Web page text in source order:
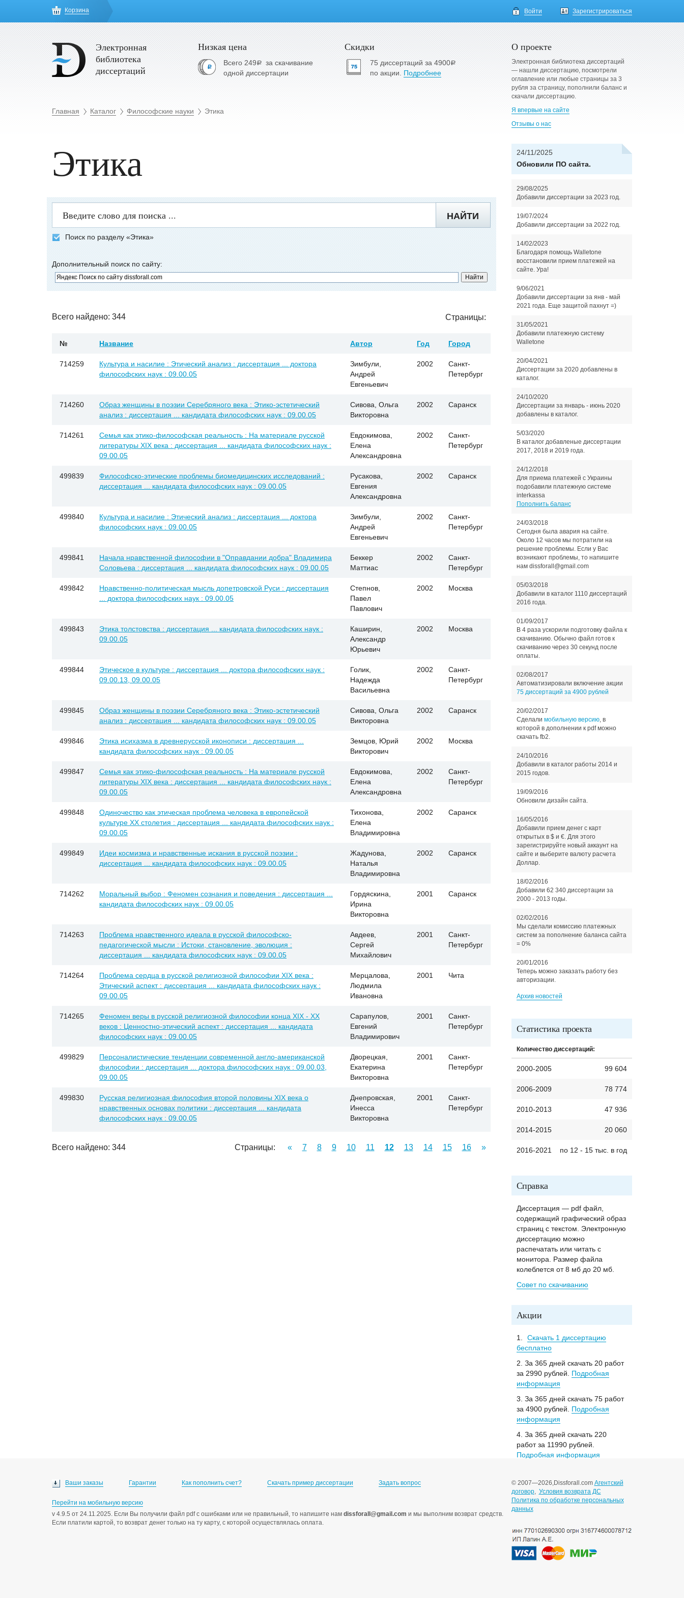
Корзина Войти Зарегистрироваться
Электронная
библиотека
диссертаций
Низкая цена
Всего 249aза скачивание
одной диссертации
Скидки
75 диссертаций за 4900a
по акции. Подробнее
Главная Каталог Философские науки Этика
Этика
НАЙТИ
Поиск по разделу «Этика»
Дополнительный поиск по сайту:
Всего найдено: 344 Страницы:
№ Название Автор Год Город
714259
Культура и насилие : Этический анализ : диссертация ... доктора
философских наук : 09.00.05
Зимбули,
Андрей
Евгеньевич
2002
Санкт-
Петербург
714260
Образ женщины в поэзии Серебряного века : Этико-эстетический
анализ : диссертация ... кандидата философских наук : 09.00.05
Сивова, Ольга
Викторовна
2002 Саранск
714261
Семья как этико-философская реальность : На материале русской
литературы XIX века : диссертация ... кандидата философских наук :
09.00.05
Евдокимова,
Елена
Александровна
2002
Санкт-
Петербург
499839
Философско-этические проблемы биомедицинских исследований :
диссертация ... кандидата философских наук : 09.00.05
Русакова,
Евгения
Александровна
2002 Саранск
499840
Культура и насилие : Этический анализ : диссертация ... доктора
философских наук : 09.00.05
Зимбули,
Андрей
Евгеньевич
2002
Санкт-
Петербург
499841
Начала нравственной философии в "Оправдании добра" Владимира
Соловьева : диссертация ... кандидата философских наук : 09.00.05
Беккер
Маттиас
2002
Санкт-
Петербург
499842
Нравственно-политическая мысль допетровской Руси : диссертация
... доктора философских наук : 09.00.05
Степнов,
Павел
Павлович
2002 Москва
499843
Этика толстовства : диссертация ... кандидата философских наук :
09.00.05
Каширин,
Александр
Юрьевич
2002 Москва
499844
Этическое в культуре : диссертация ... доктора философских наук :
09.00.13, 09.00.05
Голик,
Надежда
Васильевна
2002
Санкт-
Петербург
499845
Образ женщины в поэзии Серебряного века : Этико-эстетический
анализ : диссертация ... кандидата философских наук : 09.00.05
Сивова, Ольга
Викторовна
2002 Саранск
499846
Этика исихазма в древнерусской иконописи : диссертация ...
кандидата философских наук : 09.00.05
Земцов, Юрий
Викторович
2002 Москва
499847
Семья как этико-философская реальность : На материале русской
литературы XIX века : диссертация ... кандидата философских наук :
09.00.05
Евдокимова,
Елена
Александровна
2002
Санкт-
Петербург
499848
Одиночество как этическая проблема человека в европейской
культуре XX столетия : диссертация ... кандидата философских наук :
09.00.05
Тихонова,
Елена
Владимировна
2002 Саранск
499849
Идеи космизма и нравственные искания в русской поэзии :
диссертация ... кандидата философских наук : 09.00.05
Жадунова,
Наталья
Владимировна
2002 Саранск
714262
Моральный выбор : Феномен сознания и поведения : диссертация ...
кандидата философских наук : 09.00.05
Гордяскина,
Ирина
Викторовна
2001 Саранск
714263
Проблема нравственного идеала в русской философско-
педагогической мысли : Истоки, становление, эволюция :
диссертация ... кандидата философских наук : 09.00.05
Авдеев,
Сергей
Михайлович
2001
Санкт-
Петербург
714264
Проблема сердца в русской религиозной философии XIX века :
Этический аспект : диссертация ... кандидата философских наук :
09.00.05
Мерцалова,
Людмила
Ивановна
2001 Чита
714265
Феномен веры в русской религиозной философии конца XIX - XX
веков : Ценностно-этический аспект : диссертация ... кандидата
философских наук : 09.00.05
Сарапулов,
Евгений
Владимирович
2001
Санкт-
Петербург
499829
Персоналистические тенденции современной англо-американской
философии : диссертация ... доктора философских наук : 09.00.03,
09.00.05
Дворецкая,
Екатерина
Викторовна
2001
Санкт-
Петербург
499830
Русская религиозная философия второй половины XIX века о
нравственных основах политики : диссертация ... кандидата
философских наук : 09.00.05
Днепровская,
Инесса
Викторовна
2001
Санкт-
Петербург
Всего найдено: 344 Страницы: « 7 8 9 10 11 12 13 14 15 16 »
О проекте
Электронная библиотека диссертаций
— нашли диссертацию, посмотрели
оглавление или любые страницы за 3
рубля за страницу, пополнили баланс и
скачали диссертацию.
Я впервые на сайте
Отзывы о нас
24/11/2025
Обновили ПО сайта.
29/08/2025
Добавили диссертации за 2023 год.
19/07/2024
Добавили диссертации за 2022 год.
14/02/2023
Благодаря помощь Walletone
восстановили прием платежей на
сайте. Ура!
9/06/2021
Добавили диссертации за янв - май
2021 года. Еще защитой пахнут =)
31/05/2021
Добавили платежную систему
Walletone
20/04/2021
Диссертации за 2020 добавлены в
каталог.
24/10/2020
Диссертации за январь - июнь 2020
добавлены в каталог.
5/03/2020
В каталог добавленые диссертации
2017, 2018 и 2019 года.
24/12/2018
Для приема платежей с Украины
подобавили платежную системе
interkassa
Пополнить баланс
24/03/2018
Сегодня была авария на сайте.
Около 12 часов мы потратили на
решение проблемы. Если у Вас
возникают проблемы, то напишите
нам dissforall@gmail.com
05/03/2018
Добавили в каталог 1110 диссертаций
2016 года.
01/09/2017
В 4 раза ускорили подготовку файла к
скачиванию. Обычно файл готов к
скачиванию через 30 секунд после
оплаты.
02/08/2017
Автоматизировали включение акции
75 диссертаций за 4900 рублей
20/02/2017
Сделали мобильную версию, в
которой в дополнении к pdf можно
скачать fb2.
24/10/2016
Добавили в каталог работы 2014 и
2015 годов.
19/09/2016
Обновили дизайн сайта.
16/05/2016
Добавили прием денег с карт
открытых в $ и €. Для этого
зарегистрируйте новый аккаунт на
сайте и выберите валюту расчета
Доллар.
18/02/2016
Добавили 62 340 диссертации за
2000 - 2013 годы.
02/02/2016
Мы сделали комиссию платежных
систем за пополнение баланса сайта
= 0%
20/01/2016
Теперь можно заказать работу без
авторизации.
Архив новостей
Статистика проекта
Количество диссертаций:
2000-2005 99 604
2006-2009 78 774
2010-2013 47 936
2014-2015 20 060
2016-2021 по 12 - 15 тыс. в год
Справка
Диссертация — pdf файл,
содержащий графический образ
страниц с текстом. Электронную
диссертацию можно
распечатать или читать с
монитора. Размер файла
колеблется от 8 мб до 20 мб.
Совет по скачиванию
Акции
1.
Скачать 1 диссертацию
бесплатно
2. За 365 дней скачать 20 работ
за 2990 рублей. Подробная
информация
3. За 365 дней скачать 75 работ
за 4900 рублей. Подробная
информация
4. За 365 дней скачать 220
работ за 11990 рублей.
Подробная информация
Ваши заказы Гарантии Как пополнить счет? Скачать пример диссертации Задать вопрос
Перейти на мобильную версию
v 4.9.5 от 24.11.2025. Если Вы получили файл pdf с ошибками или не правильный, то напишите нам dissforall@gmail.com и мы выполним возврат средств.
Если платили картой, то возврат денег только на ту карту, с которой осуществлялась оплата.
© 2007—2026,Dissforall.com Агентский
договор, Условия возврата ДС
Политика по обработке персональных
данных